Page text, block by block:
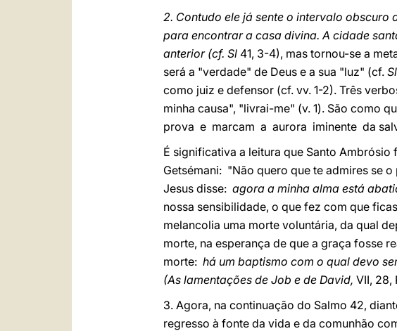
2. Contudo ele já sente o intervalo
para encontrar a casa divina. A cidade
anterior (cf. Sl 41, 3-4), mas tornou-se a
será a "verdade" de Deus e a sua "luz" (cf. Sl
como juiz e defensor (cf. vv. 1-2). Três
minha causa", "livrai-me" (v. 1). São como
prova e marcam a aurora iminente da
É significativa a leitura que Santo
Getsémani: "Não quero que te admires se
Jesus disse: agora a minha alma está
nossa sensibilidade, o que fez com que
melancolia uma morte voluntária, da qual
morte, na esperança de que a graça fosse
morte: há um baptismo com o qual devo
(As lamentações de Job e de David, VII, 28,
3. Agora, na continuação do Salmo 42,
regresso à fonte da vida e da comunhão